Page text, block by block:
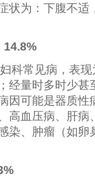
状为：下腹不适
科常见病，表
经量时多时少甚
因可能是器质性
高血压病、肝病
染、肿瘤（如卵